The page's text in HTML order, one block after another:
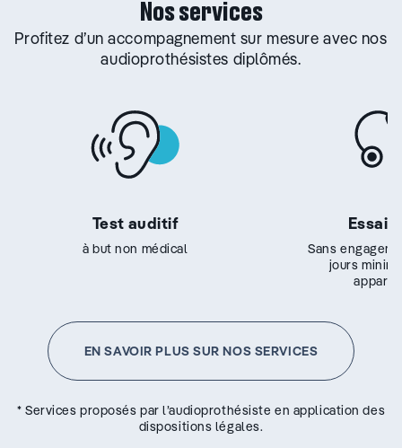
Nos services
Profitez d’un accompagnement sur mesure avec nos
audioprothésistes diplômés.
Test auditif
à but non médical
Essai
Sans
jours
EN SAVOIR PLUS SUR NOS SERVICES
* Services proposés par l’audioprothésiste en application des
dispositions légales.